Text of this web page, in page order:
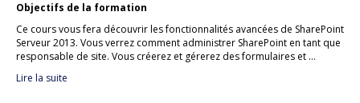
Objectifs de la formation
Ce cours vous fera découvrir les fonctionnalités avancées de SharePoint
Serveur 2013. Vous verrez comment administrer SharePoint en tant que
responsable de site. Vous créerez et gérerez des formulaires et …
Lire la suite